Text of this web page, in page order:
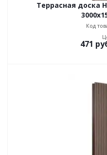
Террасная доска
Код
471